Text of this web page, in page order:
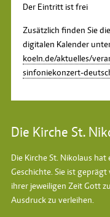
Der Eintritt ist frei
Zusätzlich finden Sie
digitalen Kalender
koeln.de/aktuelles/
sinfoniekonzert-
Die Kirche St.
Die Kirche St. Nikolaus
Geschichte. Sie ist
ihrer jeweiligen Zeit Gott
Ausdruck zu verleihen.